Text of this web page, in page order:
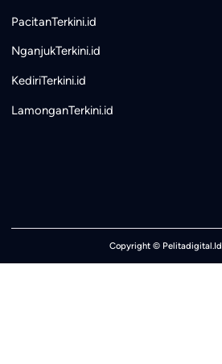
PacitanTerkini.id
NganjukTerkini.id
KediriTerkini.id
LamonganTerkini.id
Copyright © Pelitadigital.Id